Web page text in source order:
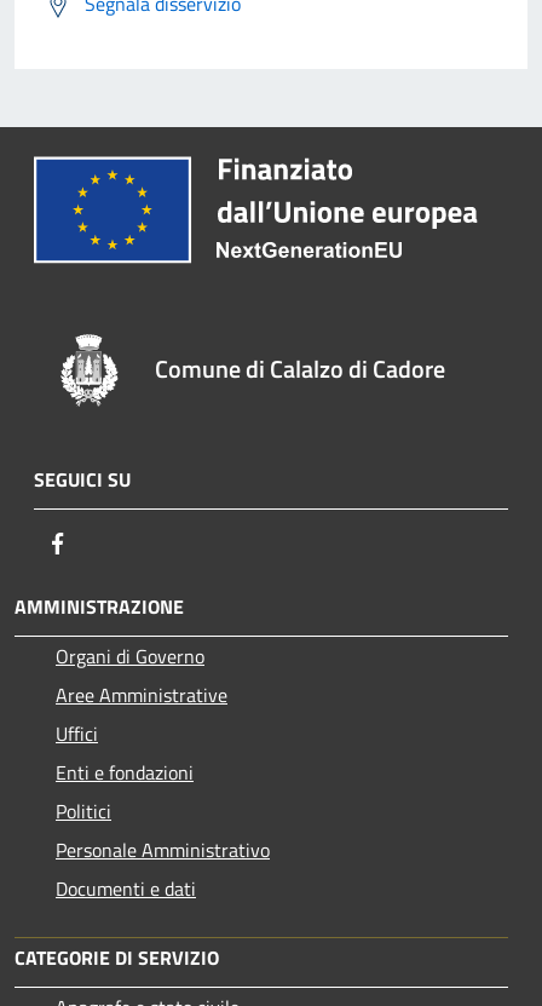
Comune di Calalzo di Cadore
SEGUICI SU
AMMINISTRAZIONE
Organi di Governo
Aree Amministrative
Uffici
Enti e fondazioni
Politici
Personale Amministrativo
Documenti e dati
CATEGORIE DI SERVIZIO